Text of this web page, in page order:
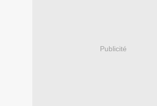
Publicité